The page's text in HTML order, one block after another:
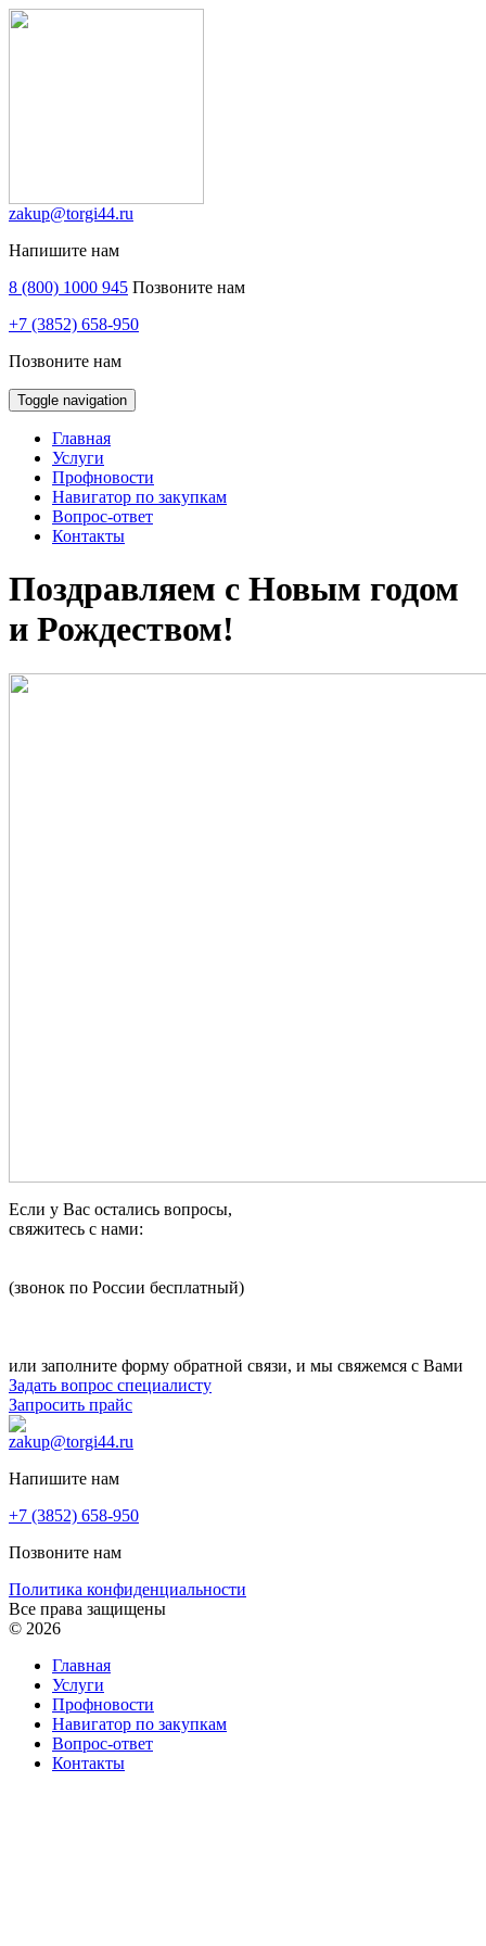
zakup@torgi44.ru
Напишите нам
8 (800) 1000 945 Позвоните нам
+7 (3852) 658-950
Позвоните нам
Toggle navigation
Главная
Услуги
Профновости
Навигатор по закупкам
Вопрос-ответ
Контакты
Поздравляем с Новым годом
и Рождеством!
Если у Вас остались вопросы,
свяжитесь с нами:
(звонок по России бесплатный)
или заполните форму обратной связи, и мы свяжемся с Вами
Задать вопрос специалисту
Запросить прайс
zakup@torgi44.ru
Напишите нам
+7 (3852) 658-950
Позвоните нам
Политика конфиденциальности
Все права защищены
© 2026
Главная
Услуги
Профновости
Навигатор по закупкам
Вопрос-ответ
Контакты